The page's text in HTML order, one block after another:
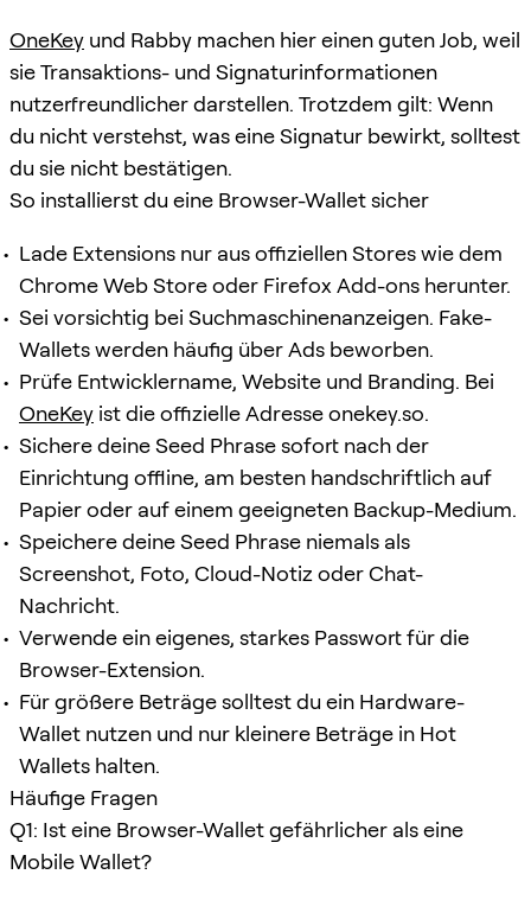
OneKey und Rabby machen hier einen guten Job, weil
sie Transaktions- und Signaturinformationen
nutzerfreundlicher darstellen. Trotzdem gilt: Wenn
du nicht verstehst, was eine Signatur bewirkt, solltest
du sie nicht bestätigen.
So installierst du eine Browser-Wallet sicher
Lade Extensions nur aus offiziellen Stores wie dem
Chrome Web Store oder Firefox Add-ons herunter.
Sei vorsichtig bei Suchmaschinenanzeigen. Fake-
Wallets werden häufig über Ads beworben.
Prüfe Entwicklername, Website und Branding. Bei
OneKey ist die offizielle Adresse onekey.so.
Sichere deine Seed Phrase sofort nach der
Einrichtung offline, am besten handschriftlich auf
Papier oder auf einem geeigneten Backup-Medium.
Speichere deine Seed Phrase niemals als
Screenshot, Foto, Cloud-Notiz oder Chat-
Nachricht.
Verwende ein eigenes, starkes Passwort für die
Browser-Extension.
Für größere Beträge solltest du ein Hardware-
Wallet nutzen und nur kleinere Beträge in Hot
Wallets halten.
Häufige Fragen
Q1: Ist eine Browser-Wallet gefährlicher als eine
Mobile Wallet?